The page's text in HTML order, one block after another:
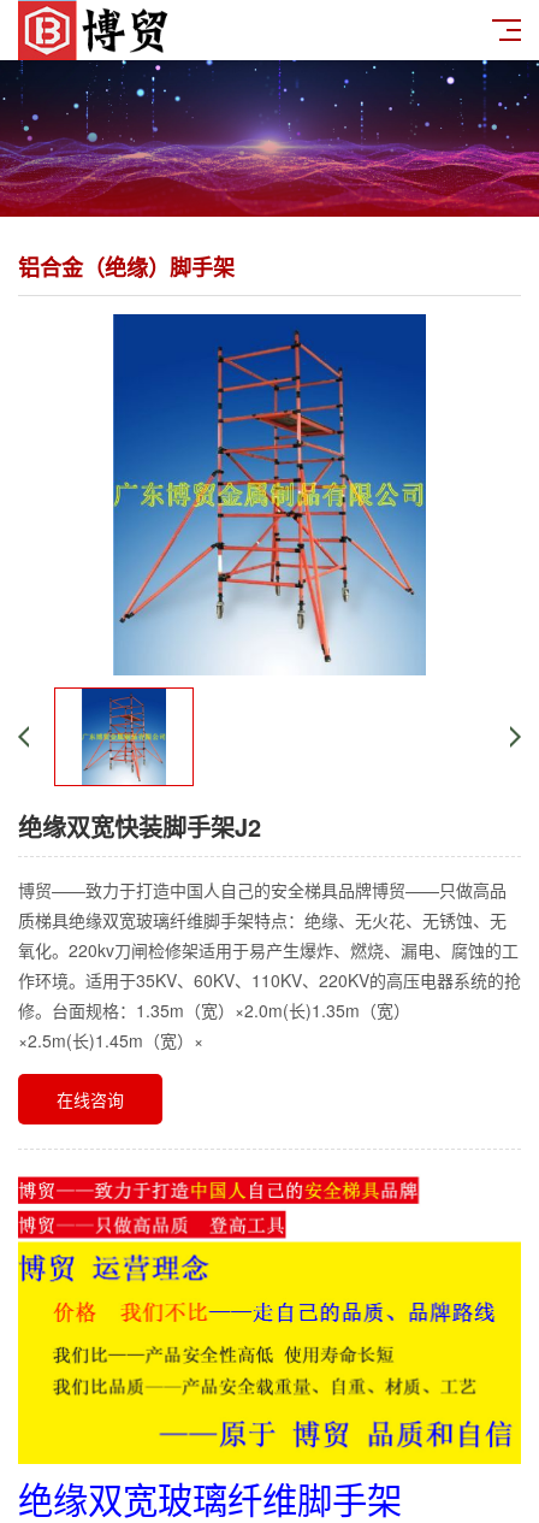
铝合金（绝缘）脚手架
绝缘双宽快装脚手架J2
博贸——致力于打造中国人自己的安全梯具品牌博贸——只做高品
质梯具绝缘双宽玻璃纤维脚手架特点：绝缘、无火花、无锈蚀、无
氧化。220kv刀闸检修架适用于易产生爆炸、燃烧、漏电、腐蚀的工
作环境。适用于35KV、60KV、110KV、220KV的高压电器系统的抢
修。台面规格：1.35m（宽）×2.0m(长)1.35m（宽）
×2.5m(长)1.45m（宽）×
在线咨询
绝缘双宽玻璃纤维脚手架